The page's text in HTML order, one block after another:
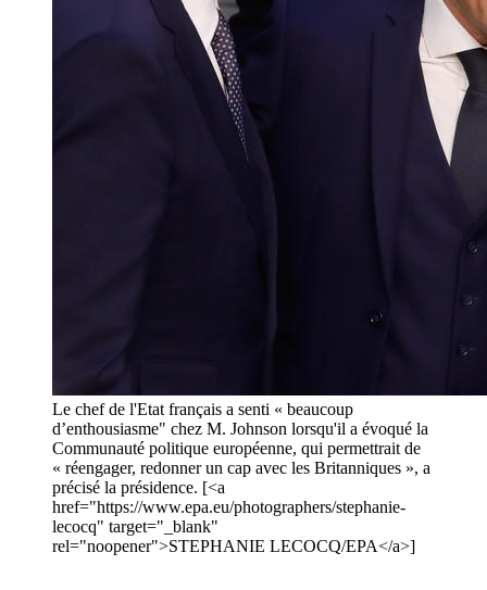
Le chef de l'Etat français a senti « beaucoup
d’enthousiasme" chez M. Johnson lorsqu'il a évoqué la
Communauté politique européenne, qui permettrait de
« réengager, redonner un cap avec les Britanniques », a
précisé la présidence. [<a
href="https://www.epa.eu/photographers/stephanie-
lecocq" target="_blank"
rel="noopener">STEPHANIE LECOCQ/EPA</a>]